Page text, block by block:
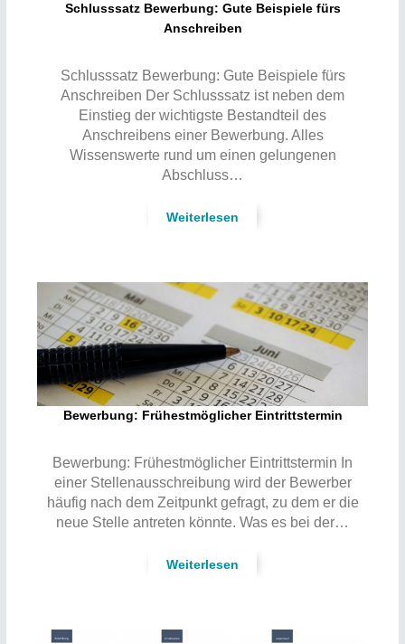
Schlusssatz Bewerbung: Gute Beispiele fürs
Anschreiben
Schlusssatz Bewerbung: Gute Beispiele fürs
Anschreiben Der Schlusssatz ist neben dem
Einstieg der wichtigste Bestandteil des
Anschreibens einer Bewerbung. Alles
Wissenswerte rund um einen gelungenen
Abschluss…
Weiterlesen
Bewerbung: Frühestmöglicher Eintrittstermin
Bewerbung: Frühestmöglicher Eintrittstermin In
einer Stellenausschreibung wird der Bewerber
häufig nach dem Zeitpunkt gefragt, zu dem er die
neue Stelle antreten könnte. Was es bei der…
Weiterlesen